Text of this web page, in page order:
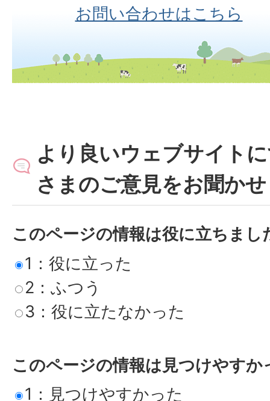
お問い合わせはこちら
より良いウェブサイト
さまのご意見をお聞か
このページの情報は役に立ちまし
1：役に立った
2：ふつう
3：役に立たなかった
このページの情報は見つけやすか
1：見つけやすかった